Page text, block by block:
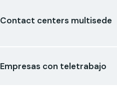
Contact centers multisede
Empresas con teletrabajo